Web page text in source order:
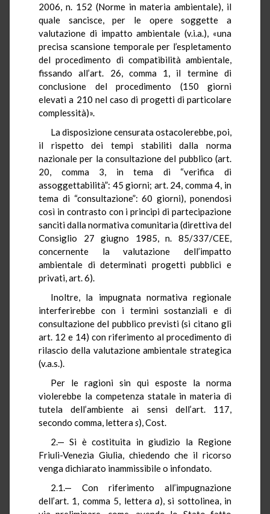
2006, n. 152 (Norme in materia ambientale), il
quale sancisce, per le opere soggette a
valutazione di impatto ambientale (v.i.a.), «una
precisa scansione temporale per l’espletamento
del procedimento di compatibilità ambientale,
fissando all’art. 26, comma 1, il termine di
conclusione del procedimento (150 giorni
elevati a 210 nel caso di progetti di particolare
complessità)».
La disposizione censurata ostacolerebbe, poi,
il rispetto dei tempi stabiliti dalla norma
nazionale per la consultazione del pubblico (art.
20, comma 3, in tema di “verifica di
assoggettabilità”: 45 giorni; art. 24, comma 4, in
tema di “consultazione”: 60 giorni), ponendosi
così in contrasto con i principi di partecipazione
sanciti dalla normativa comunitaria (direttiva del
Consiglio 27 giugno 1985, n. 85/337/CEE,
concernente la valutazione dell’impatto
ambientale di determinati progetti pubblici e
privati, art. 6).
Inoltre, la impugnata normativa regionale
interferirebbe con i termini sostanziali e di
consultazione del pubblico previsti (si citano gli
art. 12 e 14) con riferimento al procedimento di
rilascio della valutazione ambientale strategica
(v.a.s.).
Per le ragioni sin qui esposte la norma
violerebbe la competenza statale in materia di
tutela dell’ambiente ai sensi dell’art. 117,
secondo comma, letteras), Cost.
2.— Si è costituita in giudizio la Regione
Friuli-Venezia Giulia, chiedendo che il ricorso
venga dichiarato inammissibile o infondato.
2.1.— Con riferimento all’impugnazione
dell’art. 1, comma 5, lettera a), si sottolinea, in